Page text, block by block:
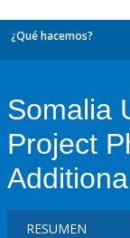
¿Qué hacemos?
Somalia
Project